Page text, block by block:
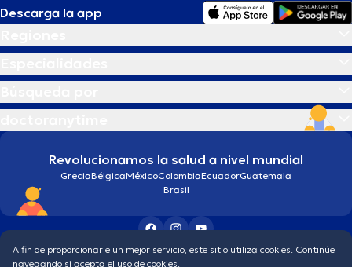
Descarga la app
Revolucionamos la salud a nivel mundial
GreciaBélgicaMéxicoColombiaEcuadorGuatemala
Brasil
Condiciones generales Política de protección de los datos personales
A fin de proporcionarle un mejor servicio, este sitio utiliza cookies. Continúe
navegando si acepta el uso de cookies.